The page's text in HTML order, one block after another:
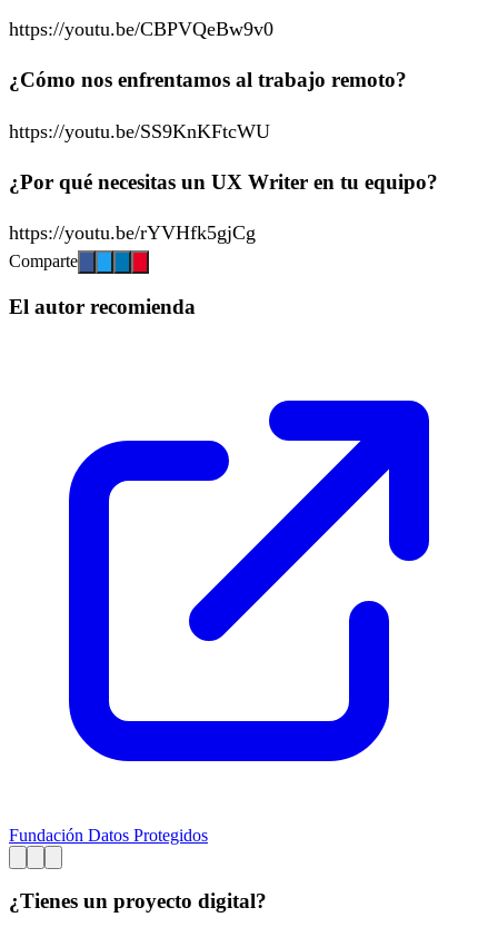
https://youtu.be/CBPVQeBw9v0
¿Cómo nos enfrentamos al trabajo remoto?
https://youtu.be/SS9KnKFtcWU
¿Por qué necesitas un UX Writer en tu equipo?
https://youtu.be/rYVHfk5gjCg
Comparte
El autor recomienda
Fundación Datos Protegidos
¿Tienes un proyecto digital?